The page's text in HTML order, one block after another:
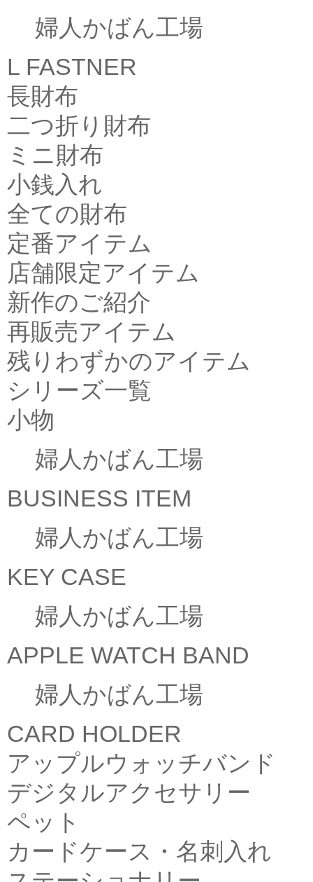
婦人かばん工場
L FASTNER
長財布
二つ折り財布
ミニ財布
小銭入れ
全ての財布
定番アイテム
店舗限定アイテム
新作のご紹介
再販売アイテム
残りわずかのアイテム
シリーズ一覧
小物
婦人かばん工場
BUSINESS ITEM
婦人かばん工場
KEY CASE
婦人かばん工場
APPLE WATCH BAND
婦人かばん工場
CARD HOLDER
アップルウォッチバンド
デジタルアクセサリー
ペット
カードケース・名刺入れ